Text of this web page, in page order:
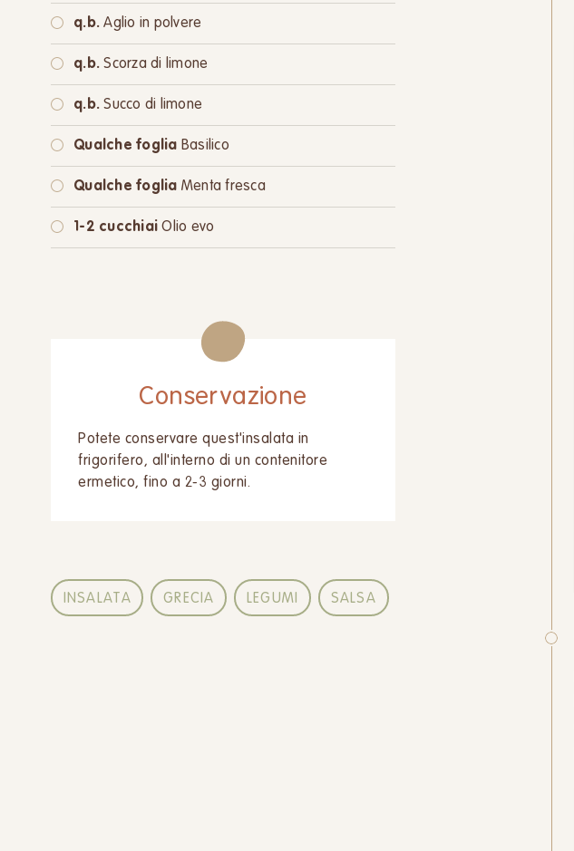
q.b. Aglio in polvere
q.b. Scorza di limone
q.b. Succo di limone
Qualche foglia Basilico
Qualche foglia Menta fresca
1-2 cucchiai Olio evo
Conservazione
Potete conservare quest'insalata in
frigorifero, all'interno di un contenitore
ermetico, fino a 2-3 giorni.
INSALATA GRECIA LEGUMI SALSA